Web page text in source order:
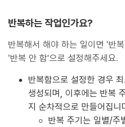
반복하는 작업인가요?
반복해서 해야 하는 일이면 '반
'반복 안 함'으로 설정해주세요.
반복함으로 설정한 경우
생성되며, 이후에는 반복
지 순차적으로 만들어집니
반복 주기는 일별/주